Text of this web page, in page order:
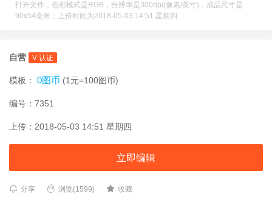
打开文件，色彩模式是RGB，分辨率是300dpi(像素/英寸)，成品尺寸是
90x54毫米；上传时间为2018-05-03 14:51 星期四
自营 V 认证
模板： 0图币 (1元=100图币)
编号：7351
上传：2018-05-03 14:51 星期四
立即编辑
分享 浏览(1599) 收藏